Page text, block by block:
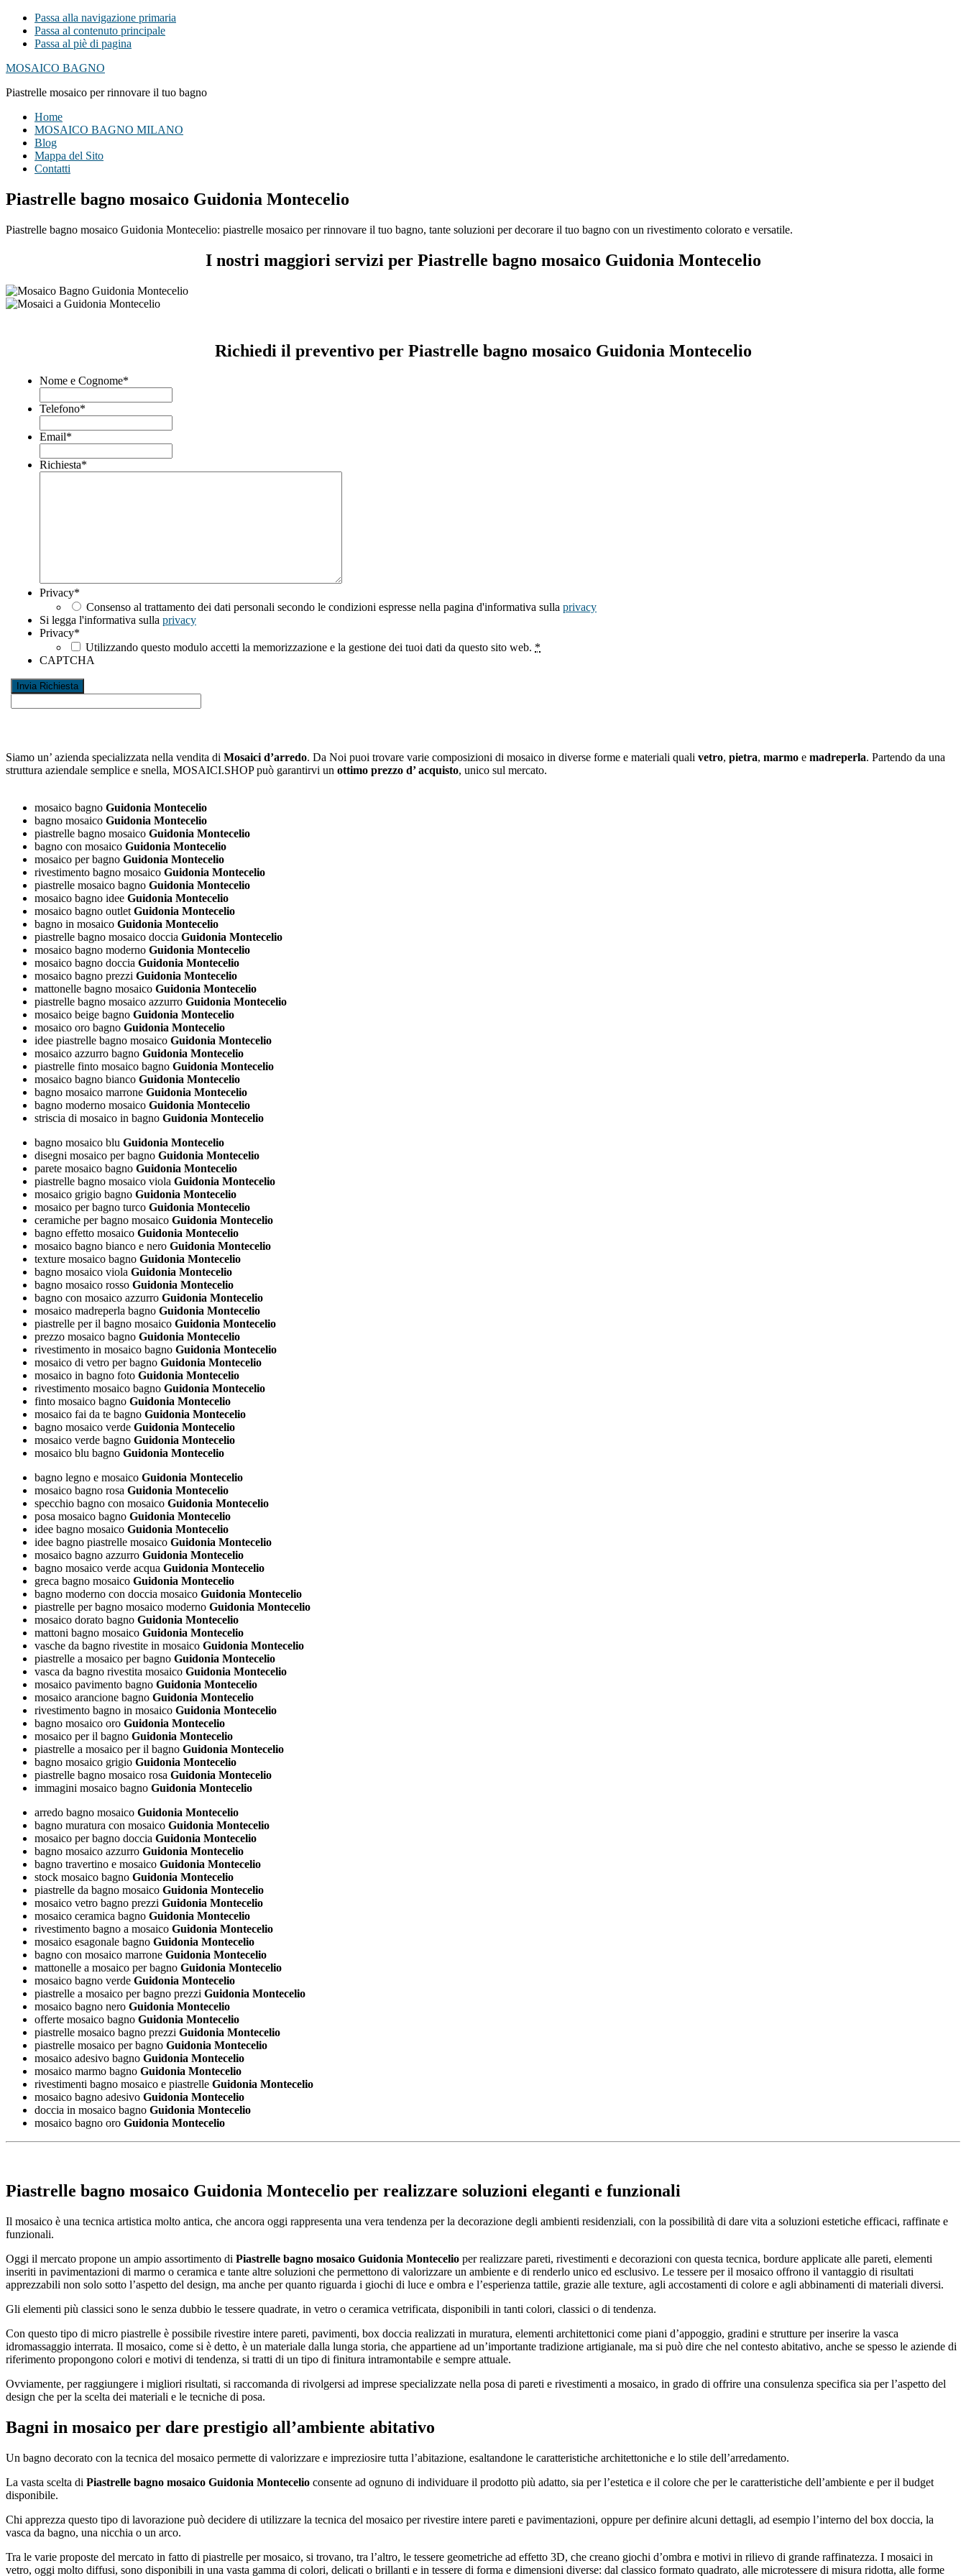
Passa alla navigazione primaria
Passa al contenuto principale
Passa al piè di pagina
MOSAICO BAGNO
Piastrelle mosaico per rinnovare il tuo bagno
Home
MOSAICO BAGNO MILANO
Blog
Mappa del Sito
Contatti
Piastrelle bagno mosaico Guidonia Montecelio
Piastrelle bagno mosaico Guidonia Montecelio: piastrelle mosaico per rinnovare il tuo bagno, tante soluzioni per decorare il tuo bagno con un rivestimento colorato e versatile.
I nostri maggiori servizi per Piastrelle bagno mosaico Guidonia Montecelio
Richiedi il preventivo per Piastrelle bagno mosaico Guidonia Montecelio
Nome e Cognome*
Telefono*
Email*
Richiesta*
Privacy*
Consenso al trattamento dei dati personali secondo le condizioni espresse nella pagina d'informativa sulla privacy
Si legga l'informativa sulla privacy
Privacy*
Utilizzando questo modulo accetti la memorizzazione e la gestione dei tuoi dati da questo sito web. *
CAPTCHA
Siamo un’ azienda specializzata nella vendita di Mosaici d’arredo. Da Noi puoi trovare varie composizioni di mosaico in diverse forme e materiali quali vetro, pietra, marmo e madreperla. Partendo da una
struttura aziendale semplice e snella, MOSAICI.SHOP può garantirvi un ottimo prezzo d’ acquisto, unico sul mercato.
mosaico bagno Guidonia Montecelio
bagno mosaico Guidonia Montecelio
piastrelle bagno mosaico Guidonia Montecelio
bagno con mosaico Guidonia Montecelio
mosaico per bagno Guidonia Montecelio
rivestimento bagno mosaico Guidonia Montecelio
piastrelle mosaico bagno Guidonia Montecelio
mosaico bagno idee Guidonia Montecelio
mosaico bagno outletGuidonia Montecelio
bagno in mosaico Guidonia Montecelio
piastrelle bagno mosaico doccia Guidonia Montecelio
mosaico bagno moderno Guidonia Montecelio
mosaico bagno doccia Guidonia Montecelio
mosaico bagno prezzi Guidonia Montecelio
mattonelle bagno mosaico Guidonia Montecelio
piastrelle bagno mosaico azzurro Guidonia Montecelio
mosaico beige bagno Guidonia Montecelio
mosaico oro bagno Guidonia Montecelio
idee piastrelle bagno mosaico Guidonia Montecelio
mosaico azzurro bagno Guidonia Montecelio
piastrelle finto mosaico bagno Guidonia Montecelio
mosaico bagno bianco Guidonia Montecelio
bagno mosaico marrone Guidonia Montecelio
bagno moderno mosaico Guidonia Montecelio
striscia di mosaico in bagno Guidonia Montecelio
bagno mosaico blu Guidonia Montecelio
disegni mosaico per bagno Guidonia Montecelio
parete mosaico bagno Guidonia Montecelio
piastrelle bagno mosaico viola Guidonia Montecelio
mosaico grigio bagno Guidonia Montecelio
mosaico per bagno turco Guidonia Montecelio
ceramiche per bagno mosaico Guidonia Montecelio
bagno effetto mosaico Guidonia Montecelio
mosaico bagno bianco e nero Guidonia Montecelio
texture mosaico bagno Guidonia Montecelio
bagno mosaico viola Guidonia Montecelio
bagno mosaico rosso Guidonia Montecelio
bagno con mosaico azzurro Guidonia Montecelio
mosaico madreperla bagno Guidonia Montecelio
piastrelle per il bagno mosaico Guidonia Montecelio
prezzo mosaico bagno Guidonia Montecelio
rivestimento in mosaico bagno Guidonia Montecelio
mosaico di vetro per bagno Guidonia Montecelio
mosaico in bagno foto Guidonia Montecelio
rivestimento mosaico bagno Guidonia Montecelio
finto mosaico bagno Guidonia Montecelio
mosaico fai da te bagno Guidonia Montecelio
bagno mosaico verde Guidonia Montecelio
mosaico verde bagno Guidonia Montecelio
mosaico blu bagno Guidonia Montecelio
bagno legno e mosaico Guidonia Montecelio
mosaico bagno rosa Guidonia Montecelio
specchio bagno con mosaico Guidonia Montecelio
posa mosaico bagno Guidonia Montecelio
idee bagno mosaico Guidonia Montecelio
idee bagno piastrelle mosaico Guidonia Montecelio
mosaico bagno azzurro Guidonia Montecelio
bagno mosaico verde acqua Guidonia Montecelio
greca bagno mosaico Guidonia Montecelio
bagno moderno con doccia mosaico Guidonia Montecelio
piastrelle per bagno mosaico moderno Guidonia Montecelio
mosaico dorato bagno Guidonia Montecelio
mattoni bagno mosaico Guidonia Montecelio
vasche da bagno rivestite in mosaico Guidonia Montecelio
piastrelle a mosaico per bagno Guidonia Montecelio
vasca da bagno rivestita mosaico Guidonia Montecelio
mosaico pavimento bagno Guidonia Montecelio
mosaico arancione bagno Guidonia Montecelio
rivestimento bagno in mosaico Guidonia Montecelio
bagno mosaico oro Guidonia Montecelio
mosaico per il bagno Guidonia Montecelio
piastrelle a mosaico per il bagno Guidonia Montecelio
bagno mosaico grigio Guidonia Montecelio
piastrelle bagno mosaico rosa Guidonia Montecelio
immagini mosaico bagno Guidonia Montecelio
arredo bagno mosaico Guidonia Montecelio
bagno muratura con mosaico Guidonia Montecelio
mosaico per bagno doccia Guidonia Montecelio
bagno mosaico azzurro Guidonia Montecelio
bagno travertino e mosaico Guidonia Montecelio
stock mosaico bagno Guidonia Montecelio
piastrelle da bagno mosaico Guidonia Montecelio
mosaico vetro bagno prezzi Guidonia Montecelio
mosaico ceramica bagno Guidonia Montecelio
rivestimento bagno a mosaico Guidonia Montecelio
mosaico esagonale bagno Guidonia Montecelio
bagno con mosaico marrone Guidonia Montecelio
mattonelle a mosaico per bagno Guidonia Montecelio
mosaico bagno verde Guidonia Montecelio
piastrelle a mosaico per bagno prezzi Guidonia Montecelio
mosaico bagno nero Guidonia Montecelio
offerte mosaico bagno Guidonia Montecelio
piastrelle mosaico bagno prezzi Guidonia Montecelio
piastrelle mosaico per bagno Guidonia Montecelio
mosaico adesivo bagno Guidonia Montecelio
mosaico marmo bagno Guidonia Montecelio
rivestimenti bagno mosaico e piastrelle Guidonia Montecelio
mosaico bagno adesivo Guidonia Montecelio
doccia in mosaico bagno Guidonia Montecelio
mosaico bagno oro Guidonia Montecelio
Piastrelle bagno mosaico Guidonia Montecelio per realizzare soluzioni eleganti e funzionali
Il mosaico è una tecnica artistica molto antica, che ancora oggi rappresenta una vera tendenza per la decorazione degli ambienti residenziali, con la possibilità di dare vita a soluzioni estetiche efficaci, raffinate e
funzionali.
Oggi il mercato propone un ampio assortimento di Piastrelle bagno mosaico Guidonia Montecelio per realizzare pareti, rivestimenti e decorazioni con questa tecnica, bordure applicate alle pareti, elementi
inseriti in pavimentazioni di marmo o ceramica e tante altre soluzioni che permettono di valorizzare un ambiente e di renderlo unico ed esclusivo. Le tessere per il mosaico offrono il vantaggio di risultati
apprezzabili non solo sotto l’aspetto del design, ma anche per quanto riguarda i giochi di luce e ombra e l’esperienza tattile, grazie alle texture, agli accostamenti di colore e agli abbinamenti di materiali diversi.
Gli elementi più classici sono le senza dubbio le tessere quadrate, in vetro o ceramica vetrificata, disponibili in tanti colori, classici o di tendenza.
Con questo tipo di micro piastrelle è possibile rivestire intere pareti, pavimenti, box doccia realizzati in muratura, elementi architettonici come piani d’appoggio, gradini e strutture per inserire la vasca
idromassaggio interrata. Il mosaico, come si è detto, è un materiale dalla lunga storia, che appartiene ad un’importante tradizione artigianale, ma si può dire che nel contesto abitativo, anche se spesso le aziende di
riferimento propongono colori e motivi di tendenza, si tratti di un tipo di finitura intramontabile e sempre attuale.
Ovviamente, per raggiungere i migliori risultati, si raccomanda di rivolgersi ad imprese specializzate nella posa di pareti e rivestimenti a mosaico, in grado di offrire una consulenza specifica sia per l’aspetto del
design che per la scelta dei materiali e le tecniche di posa.
Bagni in mosaico per dare prestigio all’ambiente abitativo
Un bagno decorato con la tecnica del mosaico permette di valorizzare e impreziosire tutta l’abitazione, esaltandone le caratteristiche architettoniche e lo stile dell’arredamento.
La vasta scelta di Piastrelle bagno mosaico Guidonia Montecelio consente ad ognuno di individuare il prodotto più adatto, sia per l’estetica e il colore che per le caratteristiche dell’ambiente e per il budget
disponibile.
Chi apprezza questo tipo di lavorazione può decidere di utilizzare la tecnica del mosaico per rivestire intere pareti e pavimentazioni, oppure per definire alcuni dettagli, ad esempio l’interno del box doccia, la
vasca da bagno, una nicchia o un arco.
Tra le varie proposte del mercato in fatto di piastrelle per mosaico, si trovano, tra l’altro, le tessere geometriche ad effetto 3D, che creano giochi d’ombra e motivi in rilievo di grande raffinatezza. I mosaici in
vetro, oggi molto diffusi, sono disponibili in una vasta gamma di colori, delicati o brillanti e in tessere di forma e dimensioni diverse: dal classico formato quadrato, alle microtessere di misura ridotta, alle forme